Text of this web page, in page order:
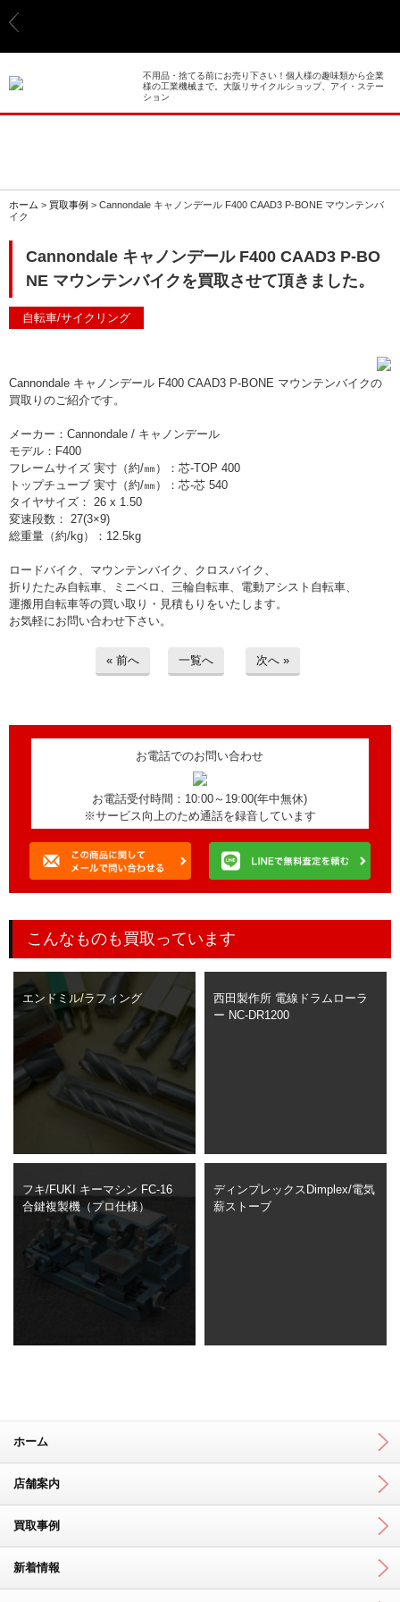
不用品・捨てる前にお売り下さい！個人様の趣味類から企業
様の工業機械まで。大阪リサイクルショップ、アイ・ステー
ション
ホーム > 買取事例 > Cannondale キャノンデール F400 CAAD3 P-BONE マウンテンバ
イク
Cannondale キャノンデール F400 CAAD3 P-BO
NE マウンテンバイクを買取させて頂きました。
自転車/サイクリング
Cannondale キャノンデール F400 CAAD3 P-BONE マウンテンバイクの
買取りのご紹介です。
メーカー：Cannondale / キャノンデール
モデル：F400
フレームサイズ 実寸（約/㎜）：芯-TOP 400
トップチューブ 実寸（約/㎜）：芯-芯 540
タイヤサイズ： 26 x 1.50
変速段数： 27(3×9)
総重量（約/kg）：12.5kg
ロードバイク、マウンテンバイク、クロスバイク、
折りたたみ自転車、ミニベロ、三輪自転車、電動アシスト自転車、
運搬用自転車等の買い取り・見積もりをいたします。
お気軽にお問い合わせ下さい。
« 前へ 一覧へ 次へ »
お電話でのお問い合わせ
お電話受付時間：10:00～19:00(年中無休)
※サービス向上のため通話を録音しています
こんなものも買取っています
エンドミル/ラフィング
西田製作所 電線ドラムローラ
ー NC-DR1200
フキ/FUKI キーマシン FC-16
合鍵複製機（プロ仕様）
ディンプレックスDimplex/電気
薪ストーブ
ホーム
店舗案内
買取事例
新着情報
> 出張買取
> 選ばれる理由
> おもちゃ・ホビー・楽器等・マニア
> 骨董品・古美術品の査定
> お問い合わせ
> プライバシーポリシー